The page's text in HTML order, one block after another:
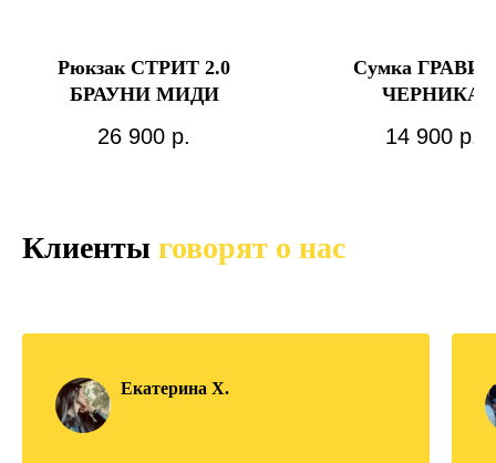
Рюкзак СТРИТ 2.0
БРАУНИ МИДИ
26 900 р.
Сумка
ЧЕРНИКА
14 900 р.
Клиенты говорят о нас
Екатерина Х.